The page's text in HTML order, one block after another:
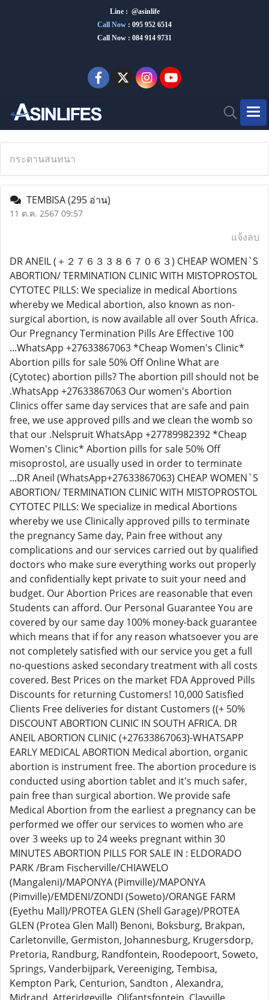
Line : @asinlife
Call Now : 095 952 6514
Call Now : 084 914 9731
กระดานสนทนา
TEMBISA(295 อ่าน)
11 ต.ค. 2567 09:57
แจ้งลบ
DR ANEIL (＋２７６３３８６７０６３) CHEAP WOMEN`S
ABORTION/ TERMINATION CLINIC WITH MISTOPROSTOL
CYTOTEC PILLS: We specialize in medical Abortions
whereby we Medical abortion, also known as non-
surgical abortion, is now available all over South Africa.
Our Pregnancy Termination Pills Are Effective 100
...WhatsApp +27633867063 *Cheap Women's Clinic*
Abortion pills for sale 50% Off Online What are
(Cytotec) abortion pills? The abortion pill should not be
.WhatsApp +27633867063 Our women's Abortion
Clinics offer same day services that are safe and pain
free, we use approved pills and we clean the womb so
that our .Nelspruit WhatsApp +27789982392 *Cheap
Women's Clinic* Abortion pills for sale 50% Off
misoprostol, are usually used in order to terminate
...DR Aneil (WhatsApp+27633867063) CHEAP WOMEN`S
ABORTION/ TERMINATION CLINIC WITH MISTOPROSTOL
CYTOTEC PILLS: We specialize in medical Abortions
whereby we use Clinically approved pills to terminate
the pregnancy Same day, Pain free without any
complications and our services carried out by qualified
doctors who make sure everything works out properly
and confidentially kept private to suit your need and
budget. Our Abortion Prices are reasonable that even
Students can afford. Our Personal Guarantee You are
covered by our same day 100% money-back guarantee
which means that if for any reason whatsoever you are
not completely satisfied with our service you get a full
no-questions asked secondary treatment with all costs
covered. Best Prices on the market FDA Approved Pills
Discounts for returning Customers! 10,000 Satisfied
Clients Free deliveries for distant Customers ((+ 50%
DISCOUNT ABORTION CLINIC IN SOUTH AFRICA. DR
ANEIL ABORTION CLINIC (+27633867063)-WHATSAPP
EARLY MEDICAL ABORTION Medical abortion, organic
abortion is instrument free. The abortion procedure is
conducted using abortion tablet and it's much safer,
pain free than surgical abortion. We provide safe
Medical Abortion from the earliest a pregnancy can be
performed we offer our services to women who are
over 3 weeks up to 24 weeks pregnant within 30
MINUTES ABORTION PILLS FOR SALE IN : ELDORADO
PARK /Bram Fischerville/CHIAWELO
(Mangaleni)/MAPONYA (Pimville)/MAPONYA
(Pimville)/EMDENI/ZONDI (Soweto)/ORANGE FARM
(Eyethu Mall)/PROTEA GLEN (Shell Garage)/PROTEA
GLEN (Protea Glen Mall) Benoni, Boksburg, Brakpan,
Carletonville, Germiston, Johannesburg, Krugersdorp,
Pretoria, Randburg, Randfontein, Roodepoort, Soweto,
Springs, Vanderbijpark, Vereeniging, Tembisa,
Kempton Park, Centurion, Sandton , Alexandra,